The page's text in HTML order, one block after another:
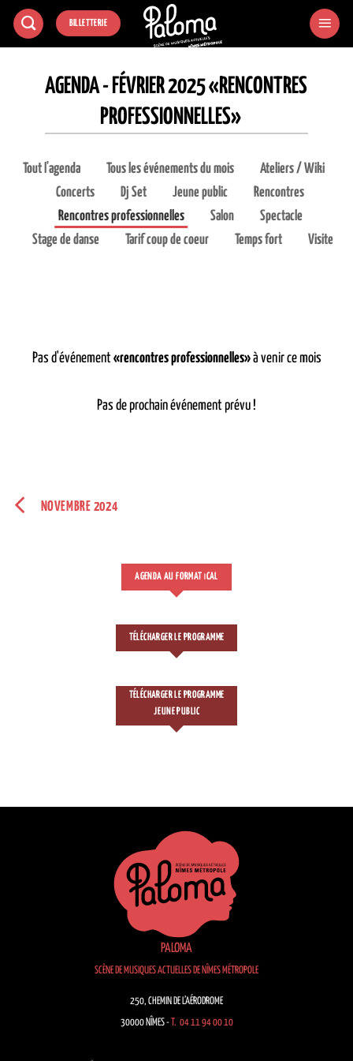
Passer
BILLETTERIE
AGENDA - FÉVRIER 2025 «RENCONTRES
PROFESSIONNELLES»
Tout l'agenda Tous les événements du mois
Ateliers / Wiki
Concerts
Dj Set Jeune public
Rencontres
Rencontres professionnelles
Salon
Spectacle
Stage de danse
Tarif coup de coeur Temps fort Visite
Pas d'événement«rencontres professionnelles»à venir ce mois
Pas de prochain événement prévu !
NOVEMBRE 2024
AGENDA AU FORMAT CAL
TÉLÉCHARGER LE PROGRAMME
TÉLÉCHARGER LE PROGRAMME
JEUNE PUBLIC
PALOMA
SCÈNE DE MUSIQUES ACTUELLES DE NÎMES MÉTROPOLE
250, CHEMIN DE L’AÉRODROME
30000 NÎMES - T. 04 11 94 00 10